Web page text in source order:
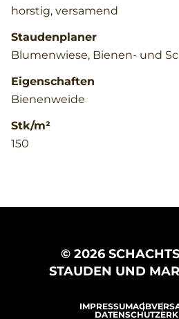
horstig, versamend
Staudenplaner
Blumenwiese, Bienen- und
Eigenschaften
Bienenweide
Stk/m²
150
© 2026
STAUDEN UND
IMPRESSUMAGB